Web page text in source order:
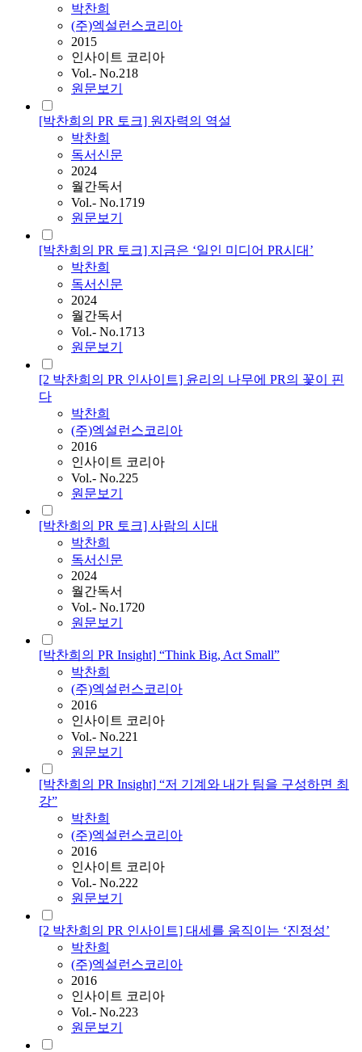
박찬희
(주)엑설런스코리아
2015
인사이트 코리아
Vol.- No.218
원문보기
[박찬희의 PR 토크] 원자력의 역설
박찬희
독서신문
2024
월간독서
Vol.- No.1719
원문보기
[박찬희의 PR 토크] 지금은 ‘일인 미디어 PR시대’
박찬희
독서신문
2024
월간독서
Vol.- No.1713
원문보기
[2 박찬희의 PR 인사이트] 윤리의 나무에 PR의 꽃이 핀
다
박찬희
(주)엑설런스코리아
2016
인사이트 코리아
Vol.- No.225
원문보기
[박찬희의 PR 토크] 사람의 시대
박찬희
독서신문
2024
월간독서
Vol.- No.1720
원문보기
[박찬희의 PR Insight] “Think Big, Act Small”
박찬희
(주)엑설런스코리아
2016
인사이트 코리아
Vol.- No.221
원문보기
[박찬희의 PR Insight] “저 기계와 내가 팀을 구성하면 최
강”
박찬희
(주)엑설런스코리아
2016
인사이트 코리아
Vol.- No.222
원문보기
[2 박찬희의 PR 인사이트] 대세를 움직이는 ‘진정성’
박찬희
(주)엑설런스코리아
2016
인사이트 코리아
Vol.- No.223
원문보기